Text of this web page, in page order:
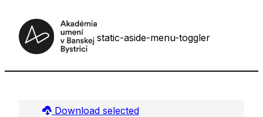
static-aside-menu-toggler
Download selected